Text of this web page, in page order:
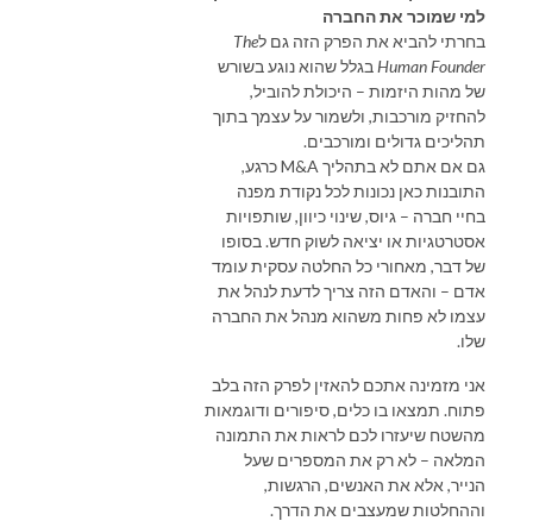
למי שמוכר את החברה
בחרתי להביא את הפרק הזה גם לThe
Human Founderבגלל שהוא נוגע בשורש
של מהות היזמות – היכולת להוביל,
להחזיק מורכבות, ולשמור על עצמך בתוך
תהליכים גדולים ומורכבים.
גם אם אתם לא בתהליך M&A כרגע,
התובנות כאן נכונות לכל נקודת מפנה
בחיי חברה – גיוס, שינוי כיוון, שותפויות
אסטרטגיות או יציאה לשוק חדש. בסופו
של דבר, מאחורי כל החלטה עסקית עומד
אדם – והאדם הזה צריך לדעת לנהל את
עצמו לא פחות משהוא מנהל את החברה
שלו.
אני מזמינה אתכם להאזין לפרק הזה בלב
פתוח. תמצאו בו כלים, סיפורים ודוגמאות
מהשטח שיעזרו לכם לראות את התמונה
המלאה – לא רק את המספרים שעל
הנייר, אלא את האנשים, הרגשות,
וההחלטות שמעצבים את הדרך.